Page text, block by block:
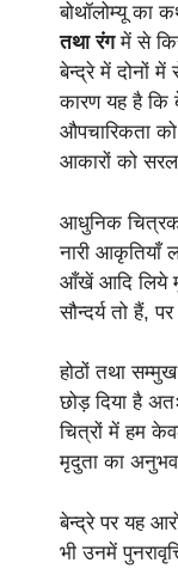
बोथॉलोम्यू का
तथा रंगमें से
बेन्द्रे में दोनों
कारण यह है कि
औपचारिकता
आकारों को
आधुनिक
नारी आकृतियाँ
आँखें आदि लिये
सौन्दर्य तो हैं,
होठों तथा
छोड़ दिया है
चित्रों में हम
मृदुता का
बेन्द्रे पर यह
भी उनमें